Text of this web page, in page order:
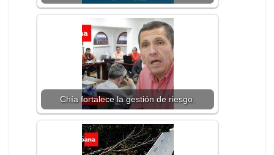
Chía fortalece la gestión de riesgo.